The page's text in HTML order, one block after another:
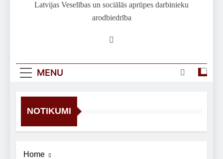
Latvijas Veselības un sociālās aprūpes darbinieku
arodbiedrība
MENU
NOTIKUMI
Home